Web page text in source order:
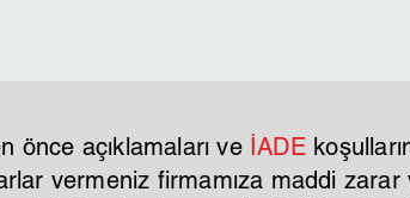
önce açıklamaları ve İADE
vermeniz firmamıza maddi